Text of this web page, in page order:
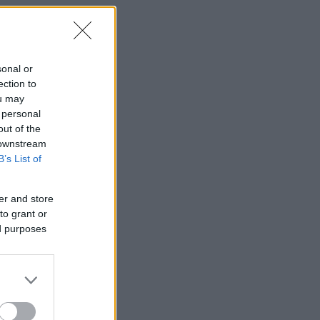
or
to
may
of the
List of
and store
grant or
purposes